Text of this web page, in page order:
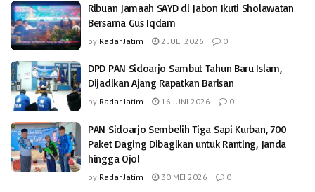
Ribuan Jamaah SAYD di Jabon Ikuti Sholawatan
Bersama Gus Iqdam
by Radar Jatim 2 JULI 2026 0
DPD PAN Sidoarjo Sambut Tahun Baru Islam,
Dijadikan Ajang Rapatkan Barisan
by Radar Jatim 16 JUNI 2026 0
PAN Sidoarjo Sembelih Tiga Sapi Kurban, 700
Paket Daging Dibagikan untuk Ranting, Janda
hingga Ojol
by Radar Jatim 30 MEI 2026 0